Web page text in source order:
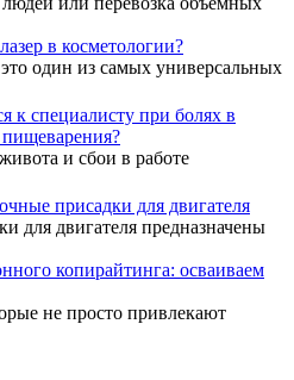
в косметологии?
один из самых универсальных
к специалисту при болях в
и сбои в работе
присадки для двигателя
для двигателя предназначены
копирайтинга: осваиваем
не просто привлекают